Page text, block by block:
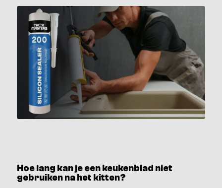
Hoe lang kan je een keukenblad niet
gebruiken na het kitten?